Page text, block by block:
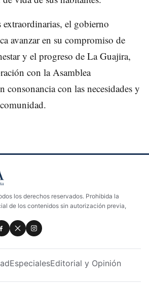
extraordinarias, el gobierno
avanzar en su compromiso de
y el progreso de La Guajira,
con la Asamblea
consonancia con las necesidades y
los derechos reservados. Prohibida la
de los contenidos sin autorización previa,
EspecialesEditorial y Opinión